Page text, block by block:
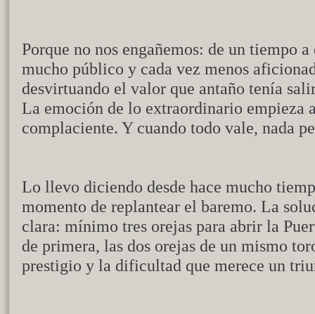
Porque no nos engañemos: de un tiempo
mucho público y cada vez menos
desvirtuando el valor que antaño tenía
La emoción de lo extraordinario empieza
complaciente. Y cuando todo vale, nada
Lo llevo diciendo desde hace mucho
momento de replantear el baremo. La
clara: mínimo tres orejas para abrir la
de primera, las dos orejas de un mismo
prestigio y la dificultad que merece un